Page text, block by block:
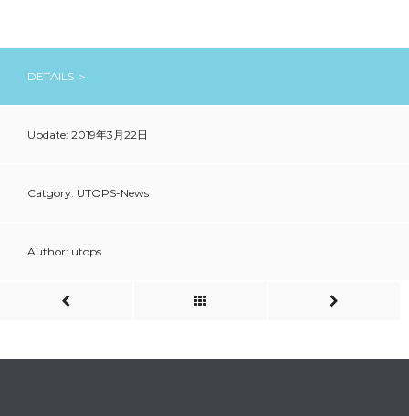
DETAILS ＞
Update: 2019年3月22日
Catgory: UTOPS-News
Author: utops